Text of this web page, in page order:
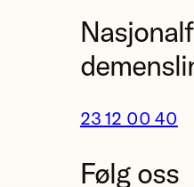
23 12 00 40
Følg oss